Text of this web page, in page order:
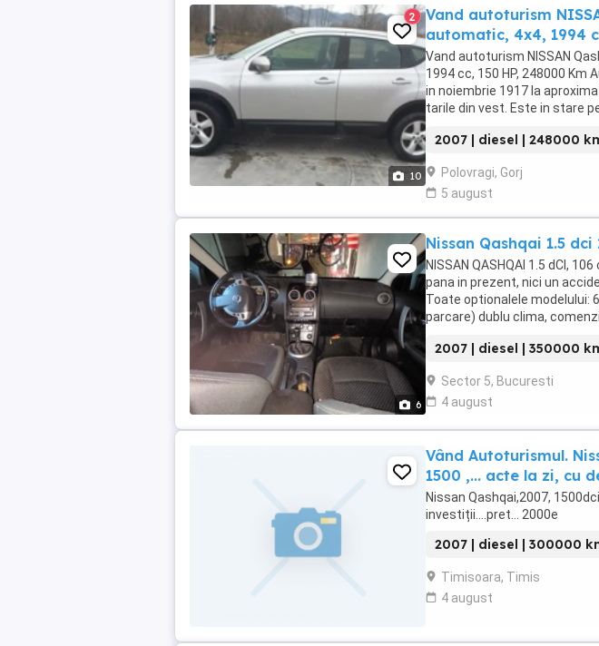
10
2
Vand autoturism
automatic, 4x4, 1994
Vand autoturism NISSAN
1994 cc, 150 HP, 248000
in noiembrie 1917 la
tarile din vest. Este in stare
2007 | diesel | 248000
Polovragi, Gorj
5 august
6
Nissan Qashqai 1.5
NISSAN QASHQAI 1.5 dCI,
pana in prezent, nici un
Toate optionalele modelului:
parcare) dublu clima,
2007 | diesel | 350000
Sector 5, Bucuresti
4 august
Vând Autoturismul.
1500 ,... acte la zi, cu
Nissan Qashqai,2007,
investiții....pret... 2000e
2007 | diesel | 300000
Timisoara, Timis
4 august